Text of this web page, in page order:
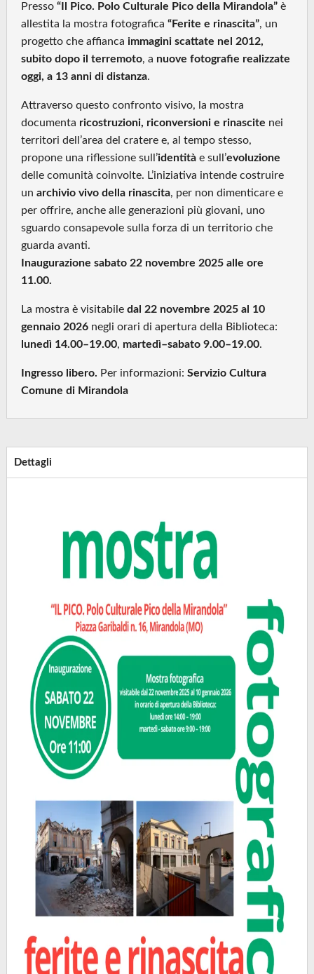
Presso“Il Pico. Polo Culturale Pico della Mirandola” è
allestita la mostra fotografica“Ferite e rinascita”, un
progetto che affiancaimmagini scattate nel 2012,
subito dopo il terremoto, a nuove fotografie realizzate
oggi, a 13 anni di distanza.
Attraverso questo confronto visivo, la mostra
documenta ricostruzioni, riconversioni e rinascite nei
territori dell’area del cratere e, al tempo stesso,
propone una riflessione sull’identità e sull’evoluzione
delle comunità coinvolte. L’iniziativa intende costruire
unarchivio vivo della rinascita, per non dimenticare e
per offrire, anche alle generazioni più giovani, uno
sguardo consapevole sulla forza di un territorio che
guarda avanti.
Inaugurazione sabato 22 novembre 2025 alle ore
11.00.
La mostra è visitabiledal 22 novembre 2025 al 10
gennaio 2026 negli orari di apertura della Biblioteca:
lunedì 14.00–19.00, martedì–sabato 9.00–19.00.
Ingresso libero. Per informazioni:Servizio Cultura
Comune di Mirandola
Dettagli